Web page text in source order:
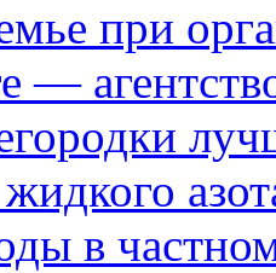
при
—
в